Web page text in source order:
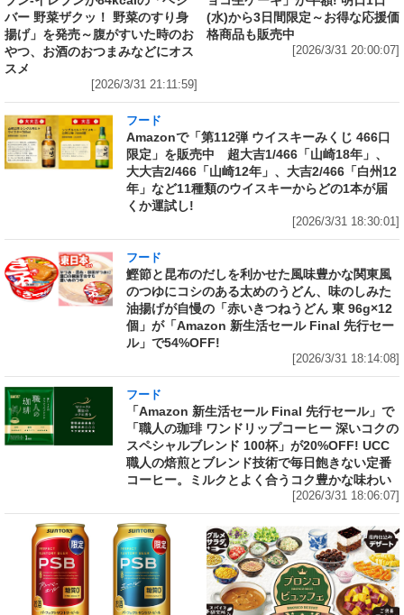
バー 野菜ザクッ！ 野菜のすり身
揚げ」を発売～腹がすいた時のお
やつ、お酒のおつまみなどにオス
スメ
[2026/3/31 21:11:59]
(水)から3日間限定～お得な応援価
格商品も販売中
[2026/3/31 20:00:07]
フード
Amazonで「第112弾 ウイスキーみくじ 466口
限定」を販売中 超大吉1/466「山崎18年」、
大大吉2/466「山崎12年」、大吉2/466「白州12
年」など11種類のウイスキーからどの1本が届
くか運試し!
[2026/3/31 18:30:01]
フード
鰹節と昆布のだしを利かせた風味豊かな関東風
のつゆにコシのある太めのうどん、味のしみた
油揚げが自慢の「赤いきつねうどん 東 96g×12
個」が「Amazon 新生活セール Final 先行セー
ル」で54%OFF!
[2026/3/31 18:14:08]
フード
「Amazon 新生活セール Final 先行セール」で
「職人の珈琲 ワンドリップコーヒー 深いコクの
スペシャルブレンド 100杯」が20%OFF! UCC
職人の焙煎とブレンド技術で毎日飽きない定番
コーヒー。ミルクとよく合うコク豊かな味わい
[2026/3/31 18:06:07]